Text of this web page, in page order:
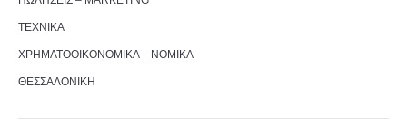
ΤΕΧΝΙΚΑ
ΧΡΗΜΑΤΟΟΙΚΟΝΟΜΙΚΑ – ΝΟΜΙΚΑ
ΘΕΣΣΑΛΟΝΙΚΗ